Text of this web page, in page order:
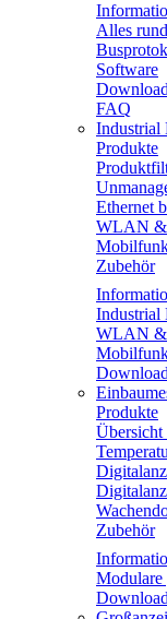
Alles
Software
FAQ
Industrial
Produkte
Ethernet
WLAN &
Zubehör
Industrial
WLAN &
Produkte
Übersicht
Zubehör
Modulare